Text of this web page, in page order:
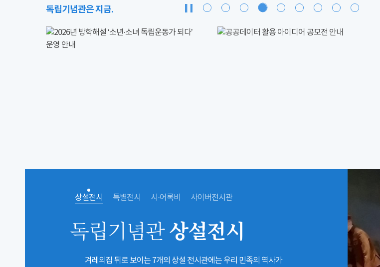
독립기념관은 지금.
상설전시 특별전시 시·어록비 사이버전시관
독립기념관상설전시
겨레의집 뒤로 보이는 7개의 상설 전시관에는 우리 민족의 역사가